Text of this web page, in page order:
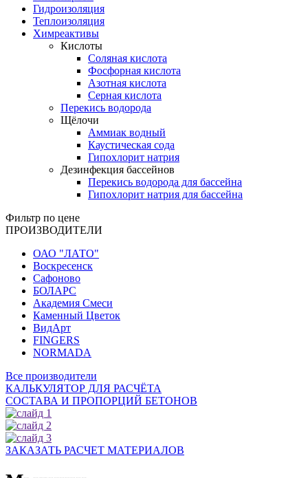
Гидроизоляция
Теплоизоляция
Химреактивы
Кислоты
Соляная кислота
Фосфорная кислота
Азотная кислота
Серная кислота
Перекись водорода
Щёлочи
Аммиак водный
Каустическая сода
Гипохлорит натрия
Дезинфекция бассейнов
Перекись водорода для бассейна
Гипохлорит натрия для бассейна
Фильтр по цене
ПРОИЗВОДИТЕЛИ
ОАО "ЛАТО"
Воскресенск
Сафоново
БОЛАРС
Академия Смеси
Каменный Цветок
ВидАрт
FINGERS
NORMADA
Все производители
КАЛЬКУЛЯТОР ДЛЯ РАСЧЁТА
СОСТАВА И ПРОПОРЦИЙ БЕТОНОВ
ЗАКАЗАТЬ РАСЧЕТ МАТЕРИАЛОВ